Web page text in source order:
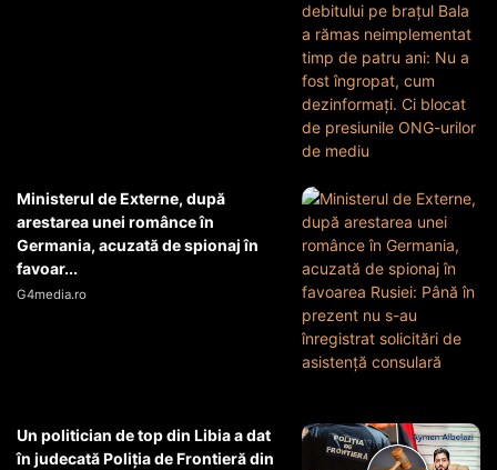
Ministerul de Externe, după
arestarea unei românce în
Germania, acuzată de spionaj în
favoar...
G4media.ro
Un politician de top din Libia a dat
în judecată Poliția de Frontieră din